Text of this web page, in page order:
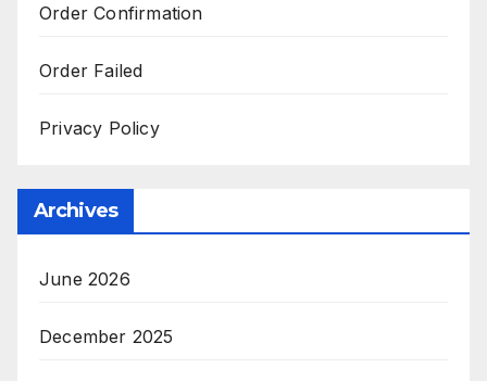
Order Confirmation
Order Failed
Privacy Policy
Archives
June 2026
December 2025